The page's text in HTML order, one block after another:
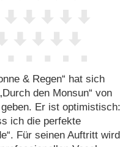
& Regen“ hat sich
den Monsun“ von
Er ist optimistisch:
ich die perfekte
Für seinen Auftritt wird